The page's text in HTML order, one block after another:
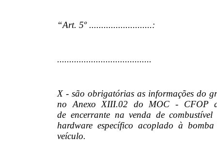
“Art. 5º ..........................:
.......................................
X - são obrigatórias as informações do
no Anexo XIII.02 do MOC - CFOP
de encerrante na venda de
hardware específico acoplado à
veículo.